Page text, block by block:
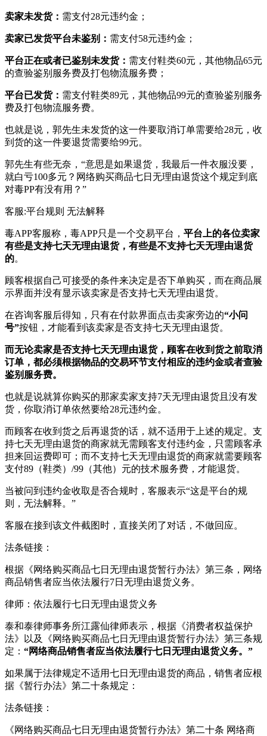
卖家未发货： 需支付28元违约金；
卖家已发货平台未鉴别： 需支付58元违约金；
平台正在或者已鉴别未发货： 需支付鞋类60元，其他物品65元
的查验鉴别服务费及打包物流服务费；
平台已发货： 需支付鞋类89元，其他物品99元的查验鉴别服务
费及打包物流服务费。
也就是说，郭先生未发货的这一件要取消订单需要给28元，收
到货的这一件要退货需要给99元。
郭先生有些无奈，“意思是如果退货，我最后一件衣服没要，
就白亏100多元？网络购买商品七日无理由退货这个规定到底
对毒PP有没有用？”
客服:平台规则 无法解释
毒APP客服称，毒APP只是一个交易平台， 平台上的各位卖家
有些是支持七天无理由退货，有些是不支持七天无理由退货
的。
顾客根据自己可接受的条件来决定是否下单购买，而在商品展
示界面并没有显示该卖家是否支持七天无理由退货。
在咨询客服后得知，只有在付款界面点击卖家旁边的“小问
号”按钮，才能看到该卖家是否支持七天无理由退货。
而无论卖家是否支持七天无理由退货，顾客在收到货之前取消
订单，都必须根据物品的交易环节支付相应的违约金或者查验
鉴别服务费。
也就是说就算你购买的那家卖家支持7天无理由退货且没有发
货，你取消订单依然要给28元违约金。
而顾客在收到货之后再退货的话，就不适用于上述的规定。支
持七天无理由退货的商家就无需顾客支付违约金，只需顾客承
担来回运费即可；而不支持七天无理由退货的商家就需要顾客
支付89（鞋类）/99（其他）元的技术服务费，才能退货。
当被问到违约金收取是否合规时，客服表示“这是平台的规
则，无法解释。”
客服在接到该文件截图时，直接关闭了对话，不做回应。
法条链接：
根据《网络购买商品七日无理由退货暂行办法》第三条，网络
商品销售者应当依法履行7日无理由退货义务。
律师：依法履行七日无理由退货义务
泰和泰律师事务所江露仙律师表示，根据《消费者权益保护
法》以及《网络购买商品七日无理由退货暂行办法》第三条规
定： “网络商品销售者应当依法履行七日无理由退货义务。”
如果属于法律规定不适用七日无理由退货的商品，销售者应根
据《暂行办法》第二十条规定：
法条链接：
《网络购买商品七日无理由退货暂行办法》第二十条 网络商